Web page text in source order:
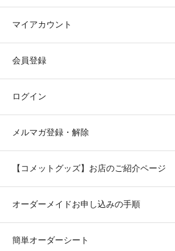
マイアカウント
会員登録
ログイン
メルマガ登録・解除
【コメットグッズ】お店のご紹介ページ
オーダーメイドお申し込みの手順
簡単オーダーシート